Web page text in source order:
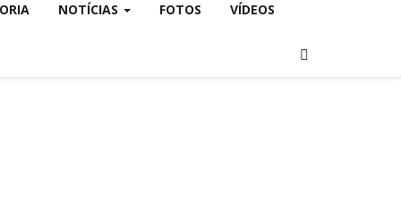
NOTÍCIAS FOTOS VÍDEOS